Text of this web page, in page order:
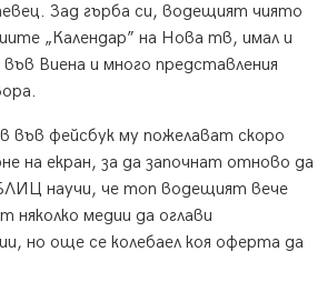
Зад гърба си, водещият чиято
„Календар” на Нова тв, имал и
Виена и много представления
във фейсбук му пожелават скоро
на екран, за да започнат отново да
научи, че топ водещият вече
няколко медии да оглави
но още се колебаел коя оферта да